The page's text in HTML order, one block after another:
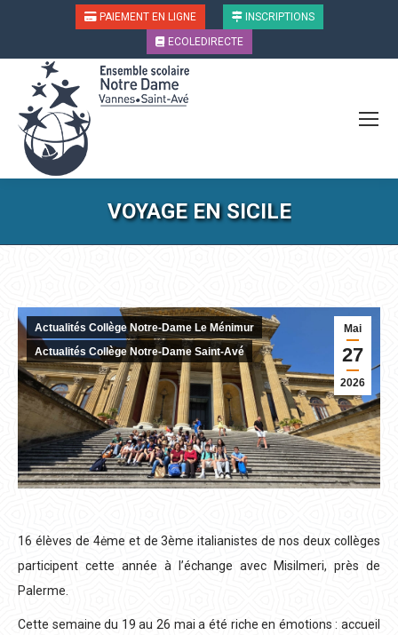
PAIEMENT EN LIGNE
INSCRIPTIONS
ECOLEDIRECTE
VOYAGE EN SICILE
Mai
27
2026
Actualités Collège Notre-Dame Le Ménimur
Actualités Collège Notre-Dame Saint-Avé
16 élèves de 4ėme et de 3ème italianistes de nos deux collèges
participent cette année à l’échange avec Misilmeri, près de
Palerme.
Cette semaine du 19 au 26 mai a été riche en émotions : accueil